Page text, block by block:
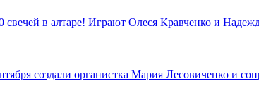
в алтаре! Играют Олеся Кравченко и
создали органистка Мария Лесовиченко и